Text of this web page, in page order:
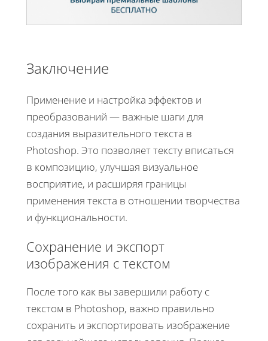
Заключение
Применение и настройка эффектов и
преобразований — важные шаги для
создания выразительного текста в
Photoshop. Это позволяет тексту вписаться
в композицию, улучшая визуальное
восприятие, и расширяя границы
применения текста в отношении творчества
и функциональности.
Сохранение и экспорт
изображения с текстом
После того как вы завершили работу с
текстом в Photoshop, важно правильно
сохранить и экспортировать изображение